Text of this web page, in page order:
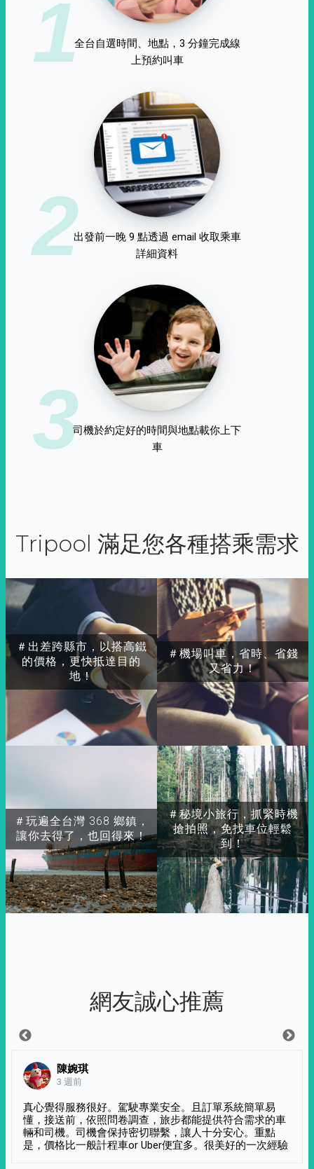
1全台自選時間、地點，3 分鐘完成線
上預約叫車
2出發前一晚 9 點透過 email 收取乘車
詳細資料
3司機於約定好的時間與地點載你上下
車
Tripool 滿足您各種搭乘需求
＃出差跨縣市，以搭高鐵
的價格，更快抵達目的
地！
＃玩遍全台灣 368 鄉鎮，
讓你去得了，也回得來！
＃秘境小旅行，抓緊時機
搶拍照，免找車位輕鬆
到！
＃機場叫車，省時、省錢
又省力！
網友誠心推薦
陳婉琪
3 週前
真心覺得服務很好。駕駛專業安全。且訂單系統簡單易
懂，接送前，依照問卷調查，旅步都能提供符合需求的車
輛和司機。司機會保持密切聯繫，讓人十分安心。重點
是，價格比一般計程車or Uber便宜多。很美好的一次經驗